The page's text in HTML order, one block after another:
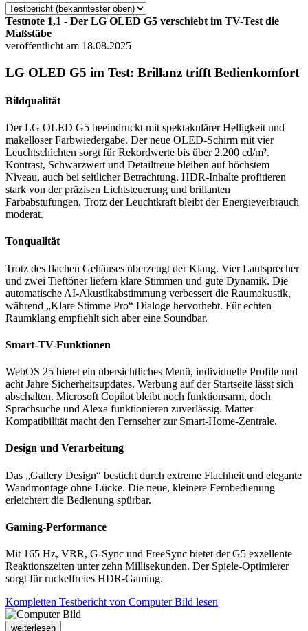
Testnote 1,1 - Der LG OLED G5 verschiebt im TV-Test die
Maßstäbe
veröffentlicht am 18.08.2025
LG OLED G5 im Test: Brillanz trifft Bedienkomfort
Bildqualität
Der LG OLED G5 beeindruckt mit spektakulärer Helligkeit und
makelloser Farbwiedergabe. Der neue OLED-Schirm mit vier
Leuchtschichten sorgt für Rekordwerte bis über 2.200 cd/m².
Kontrast, Schwarzwert und Detailtreue bleiben auf höchstem
Niveau, auch bei seitlicher Betrachtung. HDR-Inhalte profitieren
stark von der präzisen Lichtsteuerung und brillanten
Farbabstufungen. Trotz der Leuchtkraft bleibt der Energieverbrauch
moderat.
Tonqualität
Trotz des flachen Gehäuses überzeugt der Klang. Vier Lautsprecher
und zwei Tieftöner liefern klare Stimmen und gute Dynamik. Die
automatische AI-Akustikabstimmung verbessert die Raumakustik,
während „Klare Stimme Pro“ Dialoge hervorhebt. Für echten
Raumklang empfiehlt sich aber eine Soundbar.
Smart-TV-Funktionen
WebOS 25 bietet ein übersichtliches Menü, individuelle Profile und
acht Jahre Sicherheitsupdates. Werbung auf der Startseite lässt sich
abschalten. Microsoft Copilot bleibt noch funktionsarm, doch
Sprachsuche und Alexa funktionieren zuverlässig. Matter-
Kompatibilität macht den Fernseher zur Smart-Home-Zentrale.
Design und Verarbeitung
Das „Gallery Design“ besticht durch extreme Flachheit und elegante
Wandmontage ohne Lücke. Die neue, kleinere Fernbedienung
erleichtert die Bedienung spürbar.
Gaming-Performance
Mit 165 Hz, VRR, G-Sync und FreeSync bietet der G5 exzellente
Reaktionszeiten unter zehn Millisekunden. Der Spiele-Optimierer
sorgt für ruckelfreies HDR-Gaming.
Kompletten Testbericht von Computer Bild lesen
weiterlesen